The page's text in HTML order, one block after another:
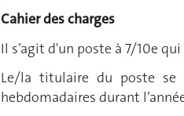
Cahier des charges
Il s’agit d'un poste à 7/10e
Le/la titulaire du poste se
hebdomadaires durant